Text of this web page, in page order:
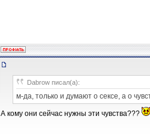
Dabrow писал(а):
м-да, только и думают о сексе, а о
А кому они сейчас нужны эти чувства???